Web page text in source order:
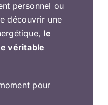
personnel ou
découvrir une
le
véritable
pour